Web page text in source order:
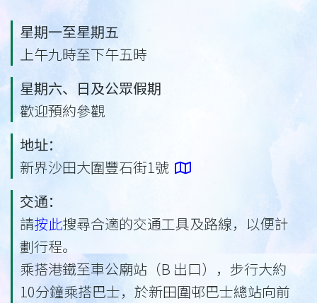
星期一至星期五
上午九時至下午五時
星期六、日及公眾假期
歡迎預約參觀
地址：
新界沙田大圍豐石街1號
交通：
請按此搜尋合適的交通工具及路線，以便計
劃行程。
乘搭港鐵至車公廟站（B 出口），步行大約
10分鐘乘搭巴士，於新田圍邨巴士總站向前